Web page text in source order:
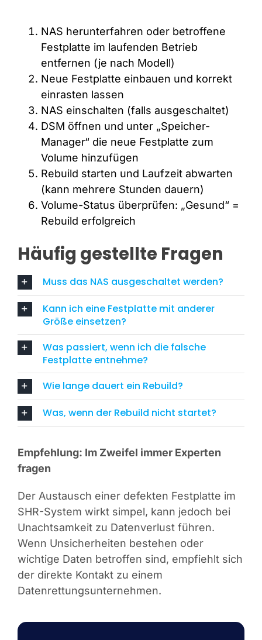
NAS herunterfahren oder betroffene
Festplatte im laufenden Betrieb
entfernen (je nach Modell)
Neue Festplatte einbauen und korrekt
einrasten lassen
NAS einschalten (falls ausgeschaltet)
DSM öffnen und unter „Speicher-
Manager“ die neue Festplatte zum
Volume hinzufügen
Rebuild starten und Laufzeit abwarten
(kann mehrere Stunden dauern)
Volume-Status überprüfen: „Gesund“ =
Rebuild erfolgreich
Häufig gestellte Fragen
Muss das NAS ausgeschaltet werden?
Kann ich eine Festplatte mit anderer
Größe einsetzen?
Was passiert, wenn ich die falsche
Festplatte entnehme?
Wie lange dauert ein Rebuild?
Was, wenn der Rebuild nicht startet?
Empfehlung: Im Zweifel immer Experten
fragen
Der Austausch einer defekten Festplatte im
SHR-System wirkt simpel, kann jedoch bei
Unachtsamkeit zu Datenverlust führen.
Wenn Unsicherheiten bestehen oder
wichtige Daten betroffen sind, empfiehlt sich
der direkte Kontakt zu einem
Datenrettungsunternehmen.